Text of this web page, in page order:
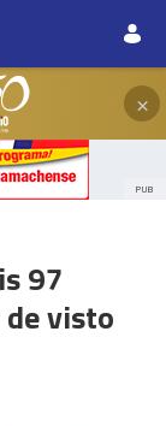
×
PUB
97
visto